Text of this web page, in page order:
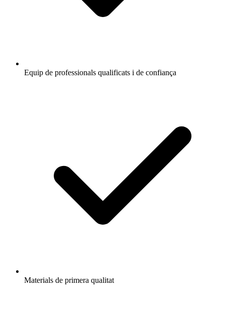
Equip de professionals qualificats i de confiança
Materials de primera qualitat